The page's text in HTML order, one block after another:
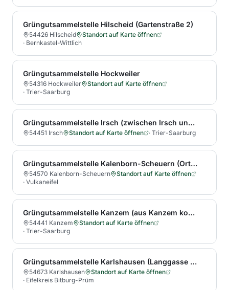
Grüngutsammelstelle Hilscheid (Gartenstraße 2)
54426 Hilscheid
Standort auf Karte öffnen
· Bernkastel-Wittlich
Grüngutsammelstelle Hockweiler
54316 Hockweiler
Standort auf Karte öffnen
· Trier-Saarburg
Grüngutsammelstelle Irsch (zwischen Irsch und Ockfen)
54451 Irsch Standort auf Karte öffnen · Trier-Saarburg
Grüngutsammelstelle Kalenborn-Scheuern (Ortsteil Scheuern Auf Heinzig)
54570 Kalenborn-Scheuern
Standort auf Karte öffnen
· Vulkaneifel
Grüngutsammelstelle Kanzem (aus Kanzem kommend Richtung Wawern auf der Saarburger Str., dann erster Wirtschaftsweg links)
54441 Kanzem
Standort auf Karte öffnen
· Trier-Saarburg
Grüngutsammelstelle Karlshausen (Langgasse 15)
54673 Karlshausen
Standort auf Karte öffnen
· Eifelkreis Bitburg-Prüm